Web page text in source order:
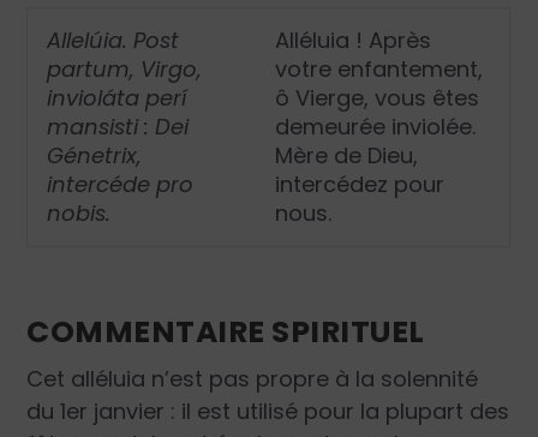
Allelúia. Post
partum, Virgo,
invioláta perí
mansisti : Dei
Génetrix,
intercéde pro
nobis.
Alléluia ! Après
votre enfantement,
ô Vierge, vous êtes
demeurée inviolée.
Mère de Dieu,
intercédez pour
nous.
COMMENTAIRE SPIRITUEL
Cet alléluia n’est pas propre à la solennité
du 1er janvier : il est utilisé pour la plupart des